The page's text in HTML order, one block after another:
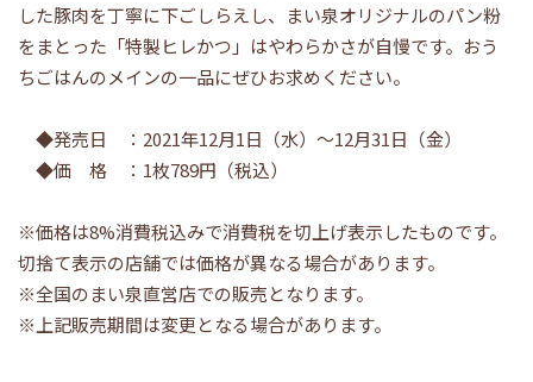
した豚肉を丁寧に下ごしらえし、まい泉オリジナルのパン粉
をまとった「特製ヒレかつ」はやわらかさが自慢です。おう
ちごはんのメインの一品にぜひお求めください。
◆発売日 ：2021年12月1日（水）～12月31日（金）
◆価 格 ：1枚789円（税込）
※価格は8%消費税込みで消費税を切上げ表示したものです。
切捨て表示の店舗では価格が異なる場合があります。
※全国のまい泉直営店での販売となります。
※上記販売期間は変更となる場合があります。